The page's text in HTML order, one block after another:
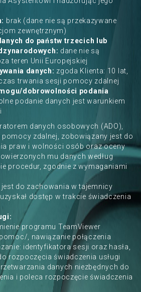
brak (dane nie są przekazywane
zewnętrznym)
do państw trzecich lub
dane nie są
teren Unii Europejskiej
danych: zgoda Klienta: 10 lat,
trwania sesji pomocy zdalnej
dobrowolności podania
podanie danych jest warunkiem
danych osobowych (ADO),
pomocy zdalnej, zobowiązany jest do
praw i wolności osób oraz oceny
mu danych według
procedur, zgodnie z wymaganiami
do zachowania w tajemnicy
dostęp w trakcie świadczenia
programu TeamViewer
, nawiązanie połączenia
identyfikatora sesji oraz hasła,
rozpoczęcia świadczenia usługi
danych niezbędnych do
i poleca rozpoczęcie świadczenia